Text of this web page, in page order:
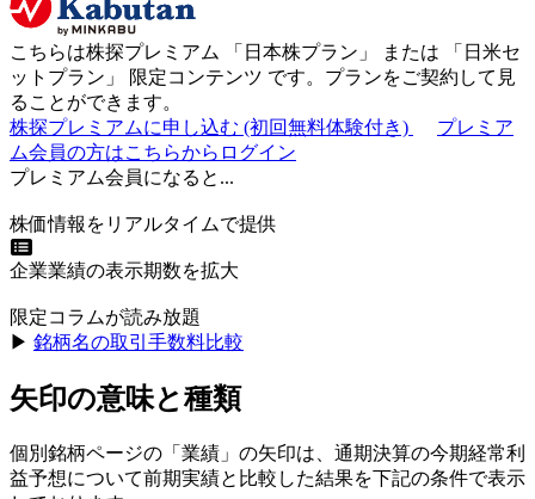
こちらは株探プレミアム 「 日本株プラン 」 または 「 日米セ
ットプラン 」 限定コンテンツ です。プランをご契約して見
ることができます。
株探プレミアムに申し込む (初回無料体験付き)
プレミア
ム会員の方はこちらからログイン
プレミアム会員になると...
株価情報をリアルタイムで提供
企業業績の表示期数を拡大
限定コラムが読み放題
▶︎ 銘柄名の取引手数料比較
矢印の意味と種類
個別銘柄ページの「業績」の矢印は、通期決算の今期経常利
益予想について前期実績と比較した結果を下記の条件で表示